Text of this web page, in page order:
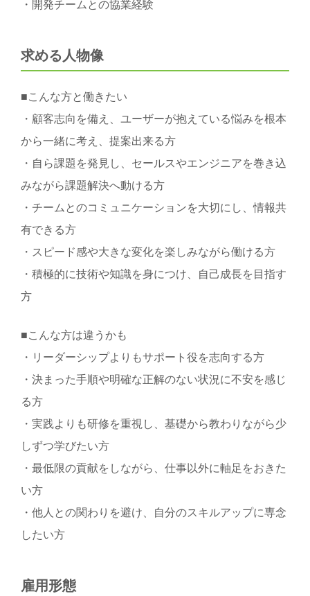
・開発チームとの協業経験
求める人物像
■こんな方と働きたい
・顧客志向を備え、ユーザーが抱えている悩みを根本
から一緒に考え、提案出来る方
・自ら課題を発見し、セールスやエンジニアを巻き込
みながら課題解決へ動ける方
・チームとのコミュニケーションを大切にし、情報共
有できる方
・スピード感や大きな変化を楽しみながら働ける方
・積極的に技術や知識を身につけ、自己成長を目指す
方
■こんな方は違うかも
・リーダーシップよりもサポート役を志向する方
・決まった手順や明確な正解のない状況に不安を感じ
る方
・実践よりも研修を重視し、基礎から教わりながら少
しずつ学びたい方
・最低限の貢献をしながら、仕事以外に軸足をおきた
い方
・他人との関わりを避け、自分のスキルアップに専念
したい方
雇用形態